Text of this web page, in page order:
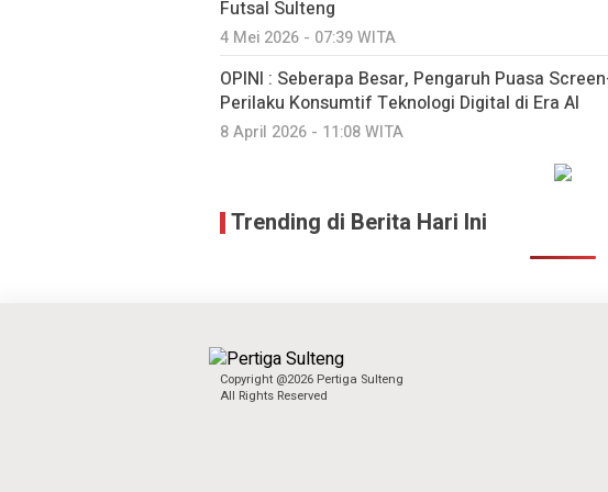
Futsal Sulteng
4 Mei 2026 - 07:39 WITA
OPINI : Seberapa Besar, Pengaruh Puasa
Perilaku Konsumtif Teknologi Digital di Era AI
8 April 2026 - 11:08 WITA
Trending di Berita Hari Ini
Copyright @2026 Pertiga Sulteng
All Rights Reserved